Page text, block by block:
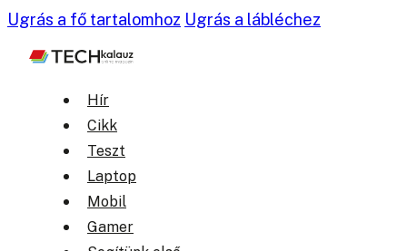
Ugrás a fő tartalomhoz Ugrás a lábléchez
Hír
Cikk
Teszt
Laptop
Mobil
Gamer